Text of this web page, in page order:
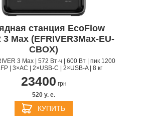
станция EcoFlow
3 Max (EFRIVER3Max-EU-
CBOX)
3 Max | 572 Вт·ч | 600 Вт | пик 1200
| 3×AC | 2×USB-C | 2×USB-A | 8 кг
23400 грн
520 y. e.
КУПИТЬ